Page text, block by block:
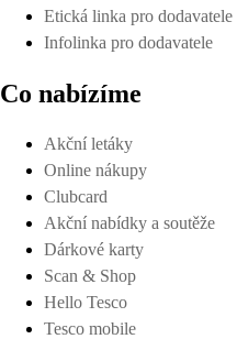
Etická linka pro dodavatele
Infolinka pro dodavatele
Co nabízíme
Akční letáky
Online nákupy
Clubcard
Akční nabídky a soutěže
Dárkové karty
Scan & Shop
Hello Tesco
Tesco mobile